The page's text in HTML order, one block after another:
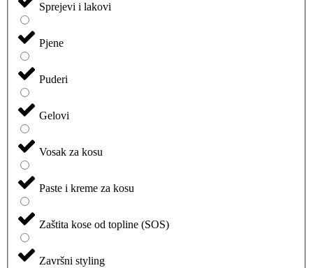
Sprejevi i lakovi
Pjene
Puderi
Gelovi
Vosak za kosu
Paste i kreme za kosu
Zaštita kose od topline (SOS)
Završni styling